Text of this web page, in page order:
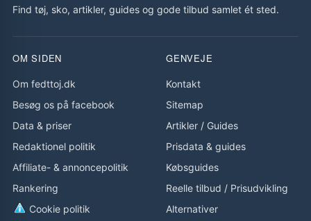
Find tøj, sko, artikler, guides og gode tilbud samlet ét sted.
OM SIDEN
Om fedttoj.dk
Besøg os på facebook
Data & priser
Redaktionel politik
Affiliate- & annoncepolitik
Rankering
Cookie politik
GENVEJE
Kontakt
Sitemap
Artikler / Guides
Prisdata & guides
Købsguides
Reelle tilbud / Prisudvikling
Alternativer